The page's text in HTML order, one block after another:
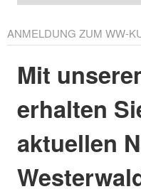
ANMELDUNG ZUM WW-
Mit
erhalten
aktuellen